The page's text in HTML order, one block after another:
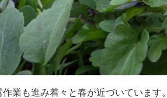
業も進み着々と春が近づいています。